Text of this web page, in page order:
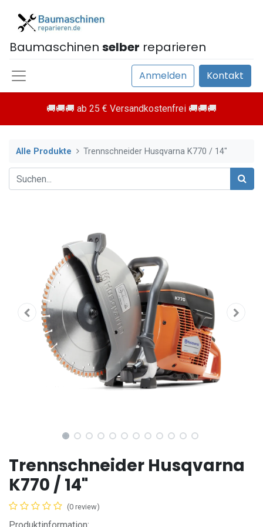
Baumaschinen selber reparieren
Anmelden Kontakt
🚚🚚🚚 ab 25 € Versandkostenfrei 🚚🚚🚚
Alle Produkte Trennschneider Husqvarna K770 / 14"
Trennschneider Husqvarna
K770 / 14"
(0 review)